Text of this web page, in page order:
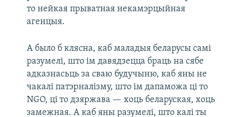
то нейкая прыватная некамэрцыйная
агенцыя.
А было б клясна, каб маладыя беларусы самі
разумелі, што ім давядзецца браць на сябе
адказнасьць за сваю будучыню, каб яны не
чакалі патэрналізму, што ім дапаможа ці то
NGO, ці то дзяржава — хоць беларуская, хоць
замежная. А каб яны разумелі, што калі ты